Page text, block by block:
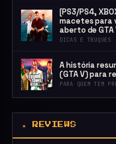
[PS3/PS4,
macetes para
aberto de GTA
DICAS E TRUQUES
A história
(GTA V) para
PARA QUEM TEM
★ REVIEWS